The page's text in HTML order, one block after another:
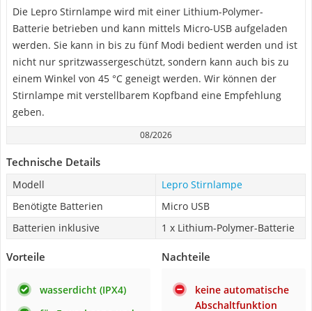
Die Lepro Stirnlampe wird mit einer Lithium-Polymer-
Batterie betrieben und kann mittels Micro-USB aufgeladen
werden. Sie kann in bis zu fünf Modi bedient werden und ist
nicht nur spritzwassergeschützt, sondern kann auch bis zu
einem Winkel von 45 °C geneigt werden. Wir können der
Stirnlampe mit verstellbarem Kopfband eine Empfehlung
geben.
08/2026
Technische Details
Modell
Lepro Stirnlampe
Benötigte Batterien
Micro USB
Batterien inklusive
1 x Lithium-Polymer-Batterie
Vorteile
wasserdicht (IPX4)
Nachteile
keine automatische
Abschaltfunktion